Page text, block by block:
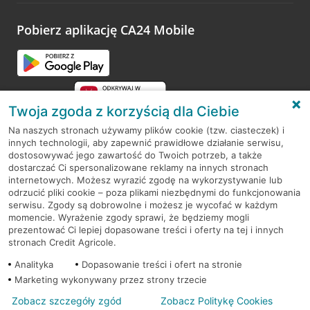
opinie.
Pobierz aplikację CA24 Mobile
RODO
Regulamin serwisu
Mapa serwisu
PolitykaCookies
© 2026 Credit Agricole Bank Polska S.A. Wszelkie prawa zastrzeżone
Twoja zgoda z korzyścią dla Ciebie
Na naszych stronach używamy plików cookie (tzw. ciasteczek) i
innych technologii, aby zapewnić prawidłowe działanie serwisu,
dostosowywać jego zawartość do Twoich potrzeb, a także
dostarczać Ci spersonalizowane reklamy na innych stronach
internetowych. Możesz wyrazić zgodę na wykorzystywanie lub
odrzucić pliki cookie – poza plikami niezbędnymi do funkcjonowania
serwisu. Zgody są dobrowolne i możesz je wycofać w każdym
momencie. Wyrażenie zgody sprawi, że będziemy mogli
prezentować Ci lepiej dopasowane treści i oferty na tej i innych
stronach Credit Agricole.
Analityka
Dopasowanie treści i ofert na stronie
Marketing wykonywany przez strony trzecie
Zobacz szczegóły zgód Zobacz Politykę Cookies